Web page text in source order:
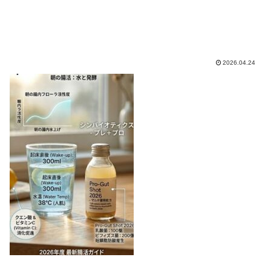
2026.04.24